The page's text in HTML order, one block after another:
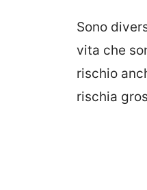
Sono
vita che
rischio
rischia